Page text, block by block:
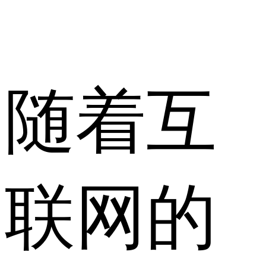
随着互
联网的